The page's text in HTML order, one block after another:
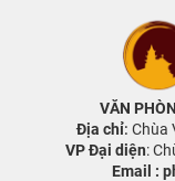
VĂN
Địa chỉ: Chùa
VP Đại diện:
Email :